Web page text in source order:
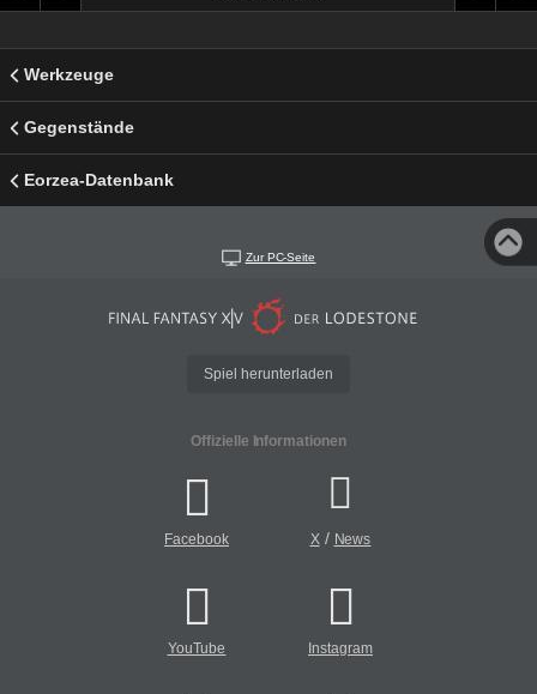
Werkzeuge
Gegenstände
Eorzea-Datenbank
Zur PC-Seite
Spiel herunterladen
Offizielle Informationen
Facebook X/ News
YouTube Instagram